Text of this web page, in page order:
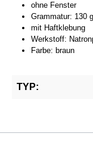
ohne Fenster
Grammatur: 130
mit Haftklebung
Werkstoff:
Farbe: braun
TYP: